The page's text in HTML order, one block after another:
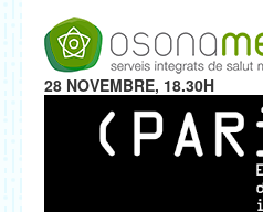
28 NOVEMBRE, 18.30H